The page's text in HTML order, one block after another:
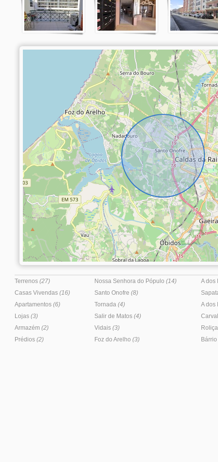
Terrenos (27)
Casas Vivendas (16)
Apartamentos (6)
Lojas (3)
Armazém (2)
Prédios (2)
Nossa Senhora do Pópulo (14)
Santo Onofre (8)
Tornada (4)
Salir de Matos (4)
Vidais (3)
Foz do Arelho (3)
A dos
A dos
Bárrio